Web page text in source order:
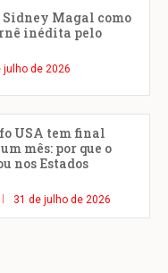
Magal como
inédita pelo
julho de 2026
USA tem final
mês: por que o
nos Estados
31 de julho de 2026